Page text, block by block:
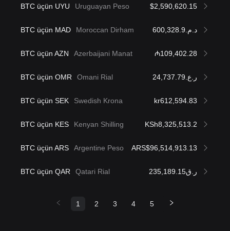
BTC üçün UYU Uruguayan Peso $2,590,620.15
BTC üçün MAD Moroccan Dirham د.م.600,328.9
BTC üçün AZN Azerbaijani Manat ₼109,402.28
BTC üçün OMR Omani Rial ر.ع.24,737.79
BTC üçün SEK Swedish Krona kr612,594.83
BTC üçün KES Kenyan Shilling KSh8,325,513.2
BTC üçün ARS Argentine Peso ARS$96,514,913.13
BTC üçün QAR Qatari Rial ر.ق235,189.15
1 2 3 4 5